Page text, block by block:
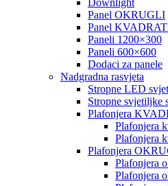
Downlight
Panel OKRUGLI
Panel
Paneli 1200×300
Paneli 600×600
Dodaci za panele
Nadgradna rasvjeta
Stropne LED
Stropne svjetiljke
Plafonjera
Plafonjera
Plafonjera
Plafonjera
Plafonjera
Plafonjera